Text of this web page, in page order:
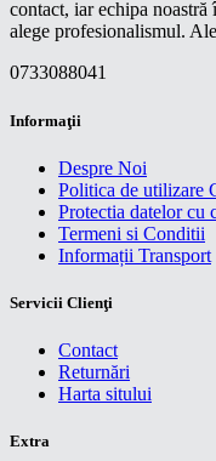
contact, iar echipa
alege profesionalismul.
0733088041
Informaţii
Despre Noi
Politica de utilizare
Protectia datelor cu
Termeni si Conditii
Informații Transport
Servicii Clienţi
Contact
Returnări
Harta sitului
Extra